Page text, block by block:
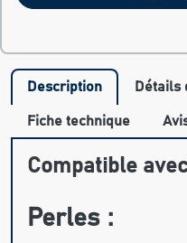
Description Détails
Fiche technique
Compatible
Perles :